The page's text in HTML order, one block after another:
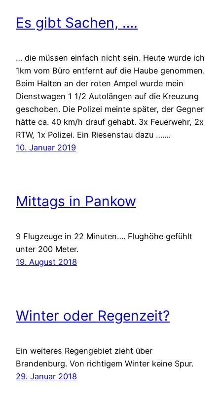
Es gibt Sachen, ….
… die müssen einfach nicht sein. Heute wurde ich
1km vom Büro entfernt auf die Haube genommen.
Beim Halten an der roten Ampel wurde mein
Dienstwagen 1 1/2 Autolängen auf die Kreuzung
geschoben. Die Polizei meinte später, der Gegner
hätte ca. 40 km/h drauf gehabt. 3x Feuerwehr, 2x
RTW, 1x Polizei. Ein Riesenstau dazu ….…
10. Januar 2019
Mittags in Pankow
9 Flugzeuge in 22 Minuten…. Flughöhe gefühlt
unter 200 Meter.
19. August 2018
Winter oder Regenzeit?
Ein weiteres Regengebiet zieht über
Brandenburg. Von richtigem Winter keine Spur.
29. Januar 2018